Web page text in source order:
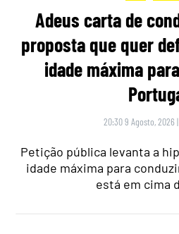
Adeus carta de
proposta que quer
idade máxima
20:30 9 Agosto, 2026 |
Petição pública levanta a
idade máxima para
está em cima